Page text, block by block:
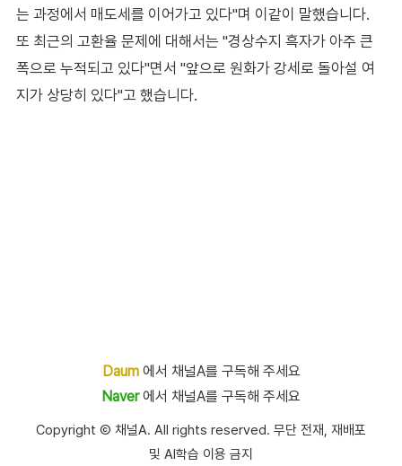
는 과정에서 매도세를 이어가고 있다"며 이같이 말했습니다.
또 최근의 고환율 문제에 대해서는 "경상수지 흑자가 아주 큰
폭으로 누적되고 있다"면서 "앞으로 원화가 강세로 돌아설 여
지가 상당히 있다"고 했습니다.
Daum에서 채널A를 구독해 주세요
Naver에서 채널A를 구독해 주세요
Copyright Ⓒ 채널A. All rights reserved. 무단 전재, 재배포
및 AI학습 이용 금지